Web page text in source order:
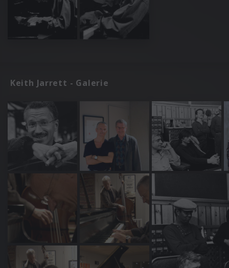
Keith Jarrett - Galerie